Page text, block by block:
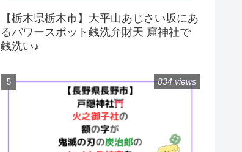
【栃木県栃木市】大平山あじさい坂にあ
るパワースポット銭洗弁財天 窟神社で
銭洗い♪
834 views